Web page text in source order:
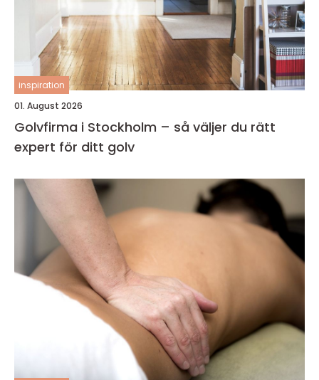
inspiration
01. August 2026
Golvfirma i Stockholm – så väljer du rätt
expert för ditt golv